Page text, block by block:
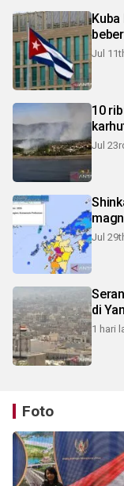
Jul
10
Jul
Jul
di
1 hari
Foto